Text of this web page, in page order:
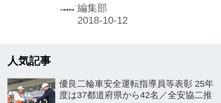
「カスタム・ワークス・デイズ」を9
月15日から24日まで開催した。
編集部
人気記事
優良二輪車安全運転指導員等表彰 25年
度は37都道府県から42名／全安協二推